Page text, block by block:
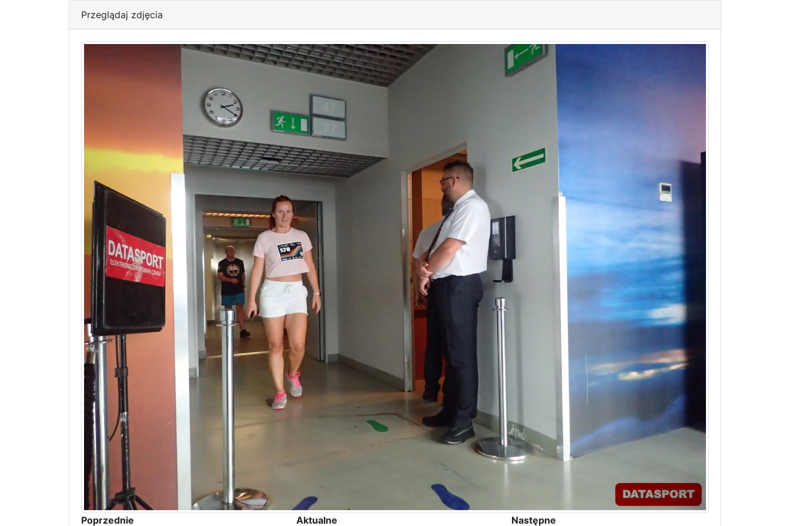
Przeglądaj zdjęcia
Poprzednie Aktualne Następne